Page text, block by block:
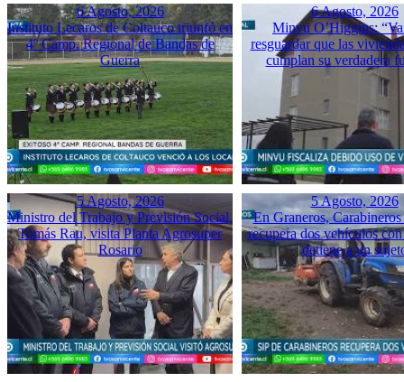
6 Agosto, 2026
Instituto Lecaros de Coltauco triunfó en
4º Camp. Regional de Bandas de
Guerra
6 Agosto, 2026
Minvu O’Higgins:
resguardar que las
cumplan su verdadera
5 Agosto, 2026
Ministro del Trabajo y Previsión Social,
Tomás Rau, visita Planta Agrosuper
Rosario
5 Agosto, 2026
En Graneros,
recupera dos vehículos
detiene a un